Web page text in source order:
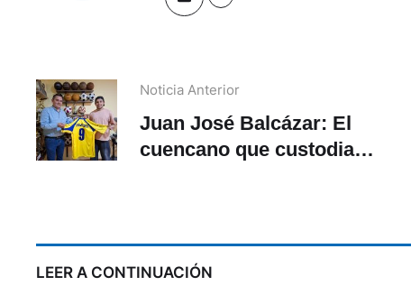
Noticia Anterior
Juan José Balcázar: El
cuencano que custodia la
LEER A CONTINUACIÓN